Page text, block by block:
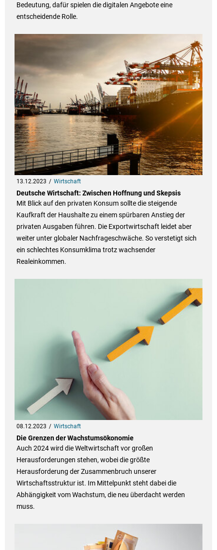
Bedeutung, dafür spielen die digitalen Angebote eine
entscheidende Rolle.
13.12.2023 Wirtschaft
Deutsche Wirtschaft: Zwischen Hoffnung und Skepsis
Mit Blick auf den privaten Konsum sollte die steigende
Kaufkraft der Haushalte zu einem spürbaren Anstieg der
privaten Ausgaben führen. Die Exportwirtschaft leidet aber
weiter unter globaler Nachfrageschwäche. So verstetigt sich
ein schlechtes Konsumklima trotz wachsender
Realeinkommen.
08.12.2023 Wirtschaft
Die Grenzen der Wachstumsökonomie
Auch 2024 wird die Weltwirtschaft vor großen
Herausforderungen stehen, wobei die größte
Herausforderung der Zusammenbruch unserer
Wirtschaftsstruktur ist. Im Mittelpunkt steht dabei die
Abhängigkeit vom Wachstum, die neu überdacht werden
muss.